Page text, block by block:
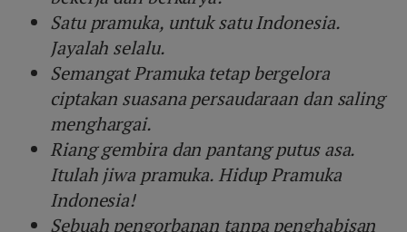
Satu pramuka, untuk satu Indonesia.
Jayalah selalu.
Semangat Pramuka tetap bergelora
ciptakan suasana persaudaraan dan saling
menghargai.
Riang gembira dan pantang putus asa.
Itulah jiwa pramuka. Hidup Pramuka
Indonesia!
Sebuah pengorbanan tanpa penghabisan